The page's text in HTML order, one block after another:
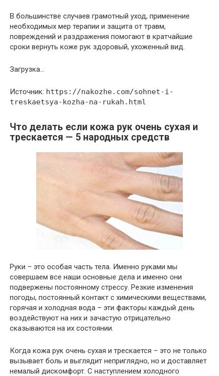
В большинстве случаев грамотный уход, применение
необходимых мер терапии и защита от травм,
повреждений и раздражения помогают в кратчайшие
сроки вернуть коже рук здоровый, ухоженный вид.
Загрузка…
Источник: https://nakozhe.com/sohnet-i-
treskaetsya-kozha-na-rukah.html
Что делать если кожа рук очень сухая и
трескается — 5 народных средств
Руки – это особая часть тела. Именно руками мы
совершаем все наши основные дела и именно они
подвержены постоянному стрессу. Резкие изменения
погоды, постоянный контакт с химическими веществами,
горячая и холодная вода – эти факторы каждый день
воздействуют на них и зачастую отрицательно
сказываются на их состоянии.
Когда кожа рук очень сухая и трескается – это не только
вызывает боль и выглядит неприглядно, но и доставляет
немалый дискомфорт. С наступлением холодного